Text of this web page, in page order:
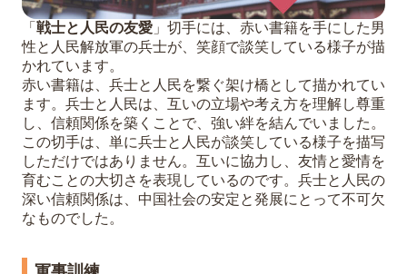
「 戦士と人民の友愛 」切手には、赤い書籍を手にした男
性と人民解放軍の兵士が、笑顔で談笑している様子が描
かれています。
赤い書籍は、兵士と人民を繋ぐ架け橋として描かれてい
ます。兵士と人民は、互いの立場や考え方を理解し尊重
し、信頼関係を築くことで、強い絆を結んでいました。
この切手は、単に兵士と人民が談笑している様子を描写
しただけではありません。互いに協力し、友情と愛情を
育むことの大切さを表現しているのです。兵士と人民の
深い信頼関係は、中国社会の安定と発展にとって不可欠
なものでした。